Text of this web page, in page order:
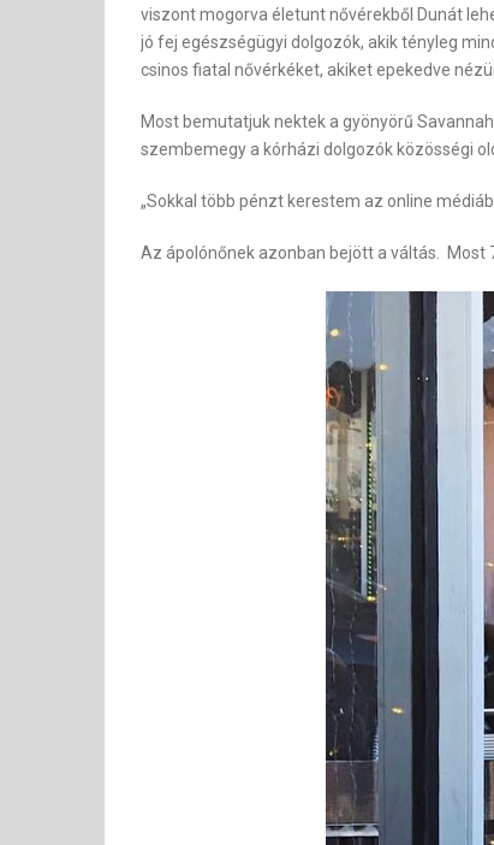
viszont mogorva életunt nővérekből Dunát
jó fej egészségügyi dolgozók, akik tényleg
csinos fiatal nővérkéket, akiket epekedve
Most bemutatjuk nektek a gyönyörű
szembemegy a kórházi dolgozók közösségi
„Sokkal több pénzt kerestem az online
Az ápolónőnek azonban bejött a váltás. Most